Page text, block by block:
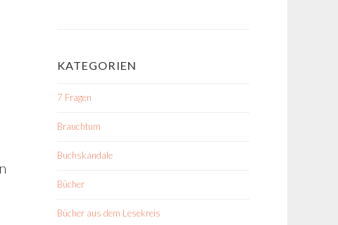
KATEGORIEN
7 Fragen
Brauchtum
Buchskandale
Bücher
Bücher aus dem Lesekreis